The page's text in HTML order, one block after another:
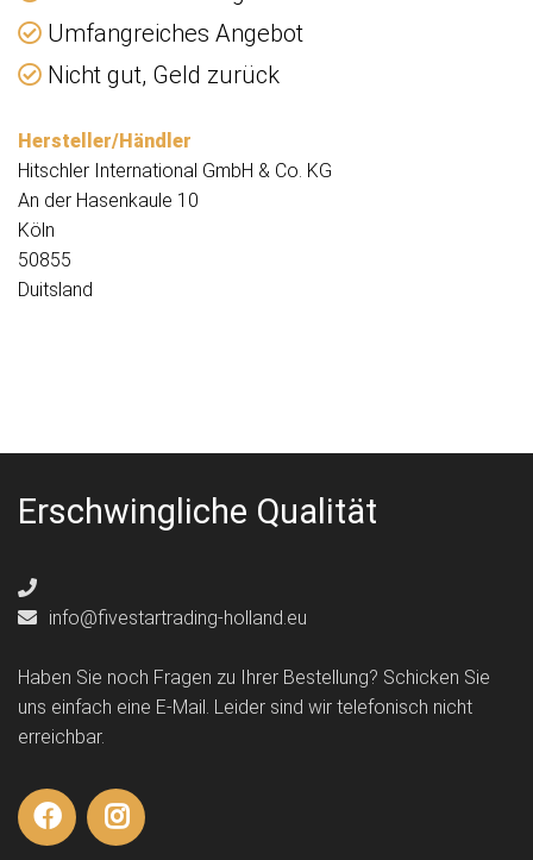
Umfangreiches Angebot
Nicht gut, Geld zurück
Hersteller/Händler
Hitschler International GmbH & Co. KG
An der Hasenkaule 10
Köln
50855
Duitsland
Erschwingliche Qualität
info@fivestartrading-holland.eu
Haben Sie noch Fragen zu Ihrer Bestellung? Schicken Sie
uns einfach eine E-Mail. Leider sind wir telefonisch nicht
erreichbar.